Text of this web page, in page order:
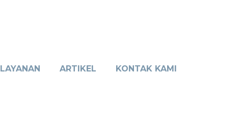
LAYANAN ARTIKEL KONTAK KAMI